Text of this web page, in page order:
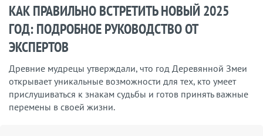
КАК ПРАВИЛЬНО ВСТРЕТИТЬ НОВЫЙ 2025
ГОД: ПОДРОБНОЕ РУКОВОДСТВО ОТ
ЭКСПЕРТОВ
Древние мудрецы утверждали, что год Деревянной Змеи
открывает уникальные возможности для тех, кто умеет
прислушиваться к знакам судьбы и готов принять важные
перемены в своей жизни.